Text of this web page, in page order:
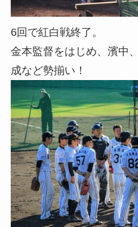
6回で紅白戦終了。
金本監督をはじめ、濱中
成など勢揃い！